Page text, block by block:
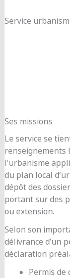
Service
Ses missions
Le service se
renseignements
l’urbanisme
du plan local
dépôt des
portant sur des
ou extension.
Selon son
délivrance d’un
déclaration
Permis de